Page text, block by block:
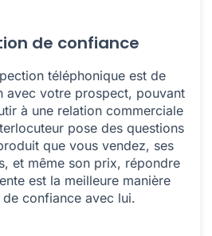
de confiance
téléphonique est de
avec votre prospect, pouvant
à une relation commerciale
pose des questions
que vous vendez, ses
et même son prix, répondre
est la meilleure manière
confiance avec lui.